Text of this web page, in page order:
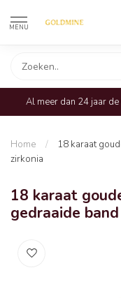
MENU
Al meer dan 24 jaar
Home /
18 karaat
zirkonia
18 karaat
gedraaide